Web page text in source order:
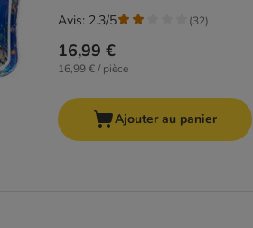
16,99 €
16,99 € / pièce
Avis: 2.3/5 (32)
Ajouter au panier